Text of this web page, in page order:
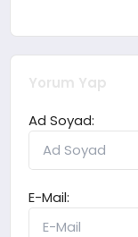
Yorum Yap
Ad Soyad:
E-Mail: